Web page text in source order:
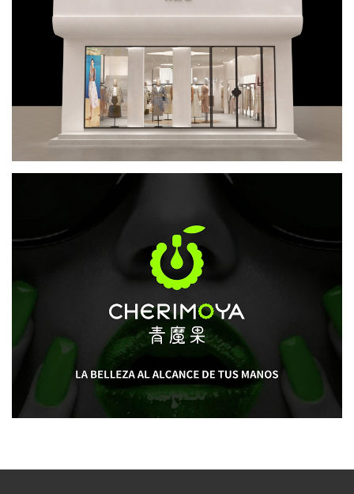
YIMAIFA-全场景鞋履品牌全案设计
品牌策划 logo设计 品牌VI设计 SI终端店铺设计
HWUSHE花无社-女装品牌设计
品牌VI设计 品牌符号设计 SI终端店铺设计